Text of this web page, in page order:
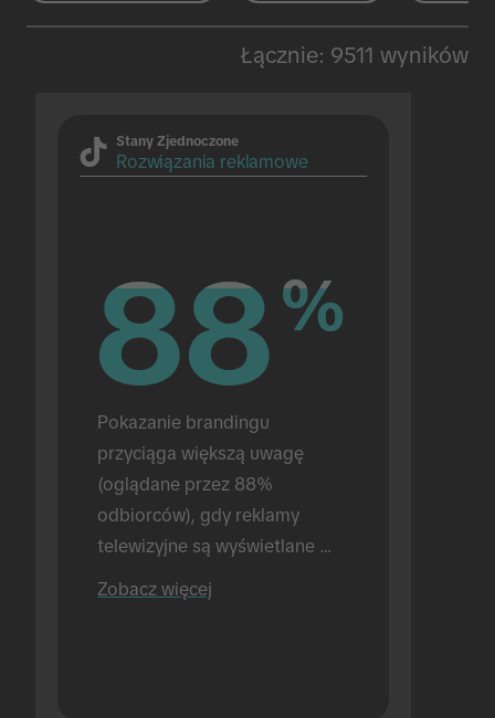
Łącznie: 9511 wyników
Stany Zjednoczone
Rozwiązania reklamowe
88%
88%
Pokazanie brandingu
przyciąga większą uwagę
(oglądane przez 88%
odbiorców), gdy reklamy
telewizyjne są wyświetlane
Zobacz więcej